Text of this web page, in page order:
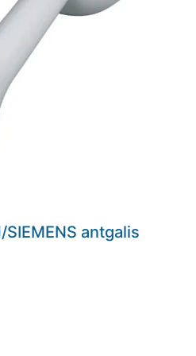
antgalis